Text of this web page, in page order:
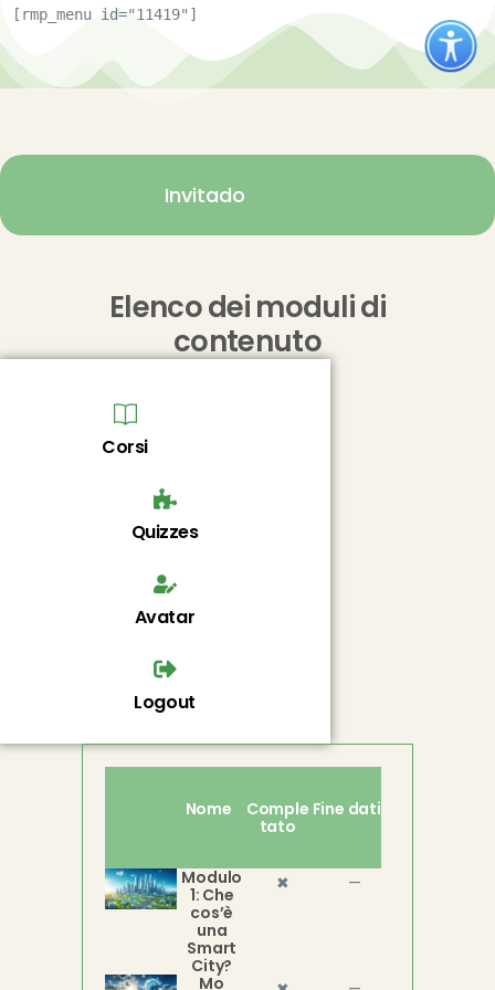
[rmp_menu id="11419"]
Invitado
Elenco dei moduli di
contenuto
Corsi
Quizzes
Avatar
Logout
Nome
Comple
tato
Fine dati
Modulo
1: Che
cos’è
una
Smart
City?
✖ —
Mo